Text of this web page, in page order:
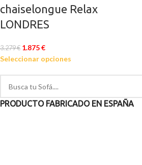
chaiselongue Relax
LONDRES
3.279€ 1.875€
Seleccionar opciones
PRODUCTO FABRICADO EN ESPAÑA